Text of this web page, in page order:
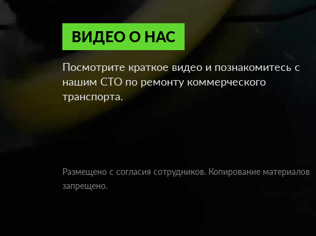
ВИДЕО О НАС
Посмотрите краткое видео и познакомитесь с
нашим СТО по ремонту коммерческого
транспорта.
Размещено с согласия сотрудников. Копирование материалов
запрещено.